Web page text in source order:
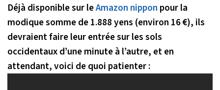
Déjà disponible sur leAmazon nippon pour la
modique somme de 1.888 yens (environ 16 €), ils
devraient faire leur entrée sur les sols
occidentaux d’une minute à l’autre, et en
attendant, voici de quoi patienter :